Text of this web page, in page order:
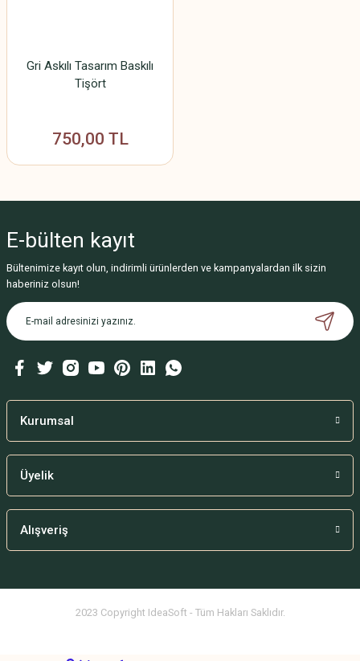
Gri Askılı Tasarım Baskılı
Tişört
750,00 TL
E-bülten kayıt
Bültenimize kayıt olun, indirimli ürünlerden ve kampanyalardan ilk sizin
haberiniz olsun!
Kurumsal
Üyelik
Alışveriş
2023 Copyright IdeaSoft - Tüm Hakları Saklıdır.